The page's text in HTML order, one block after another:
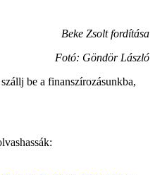
Beke Zsolt fordítása
Fotó: Göndör László
be a finanszírozásunkba,